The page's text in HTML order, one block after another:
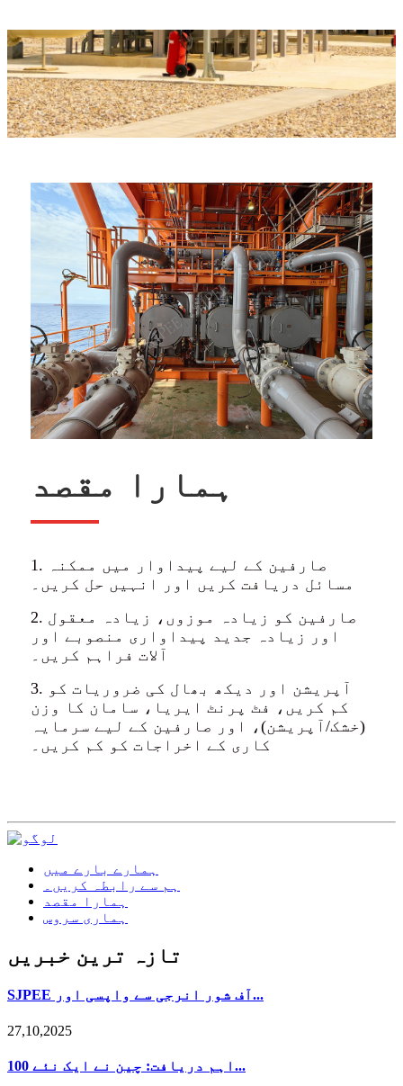
ہمارا مقصد
1. صارفین کے لیے پیداوار میں ممکنہ
مسائل دریافت کریں اور انہیں حل کریں۔
2. صارفین کو زیادہ موزوں، زیادہ معقول
اور زیادہ جدید پیداواری منصوبے اور
آلات فراہم کریں۔
3. آپریشن اور دیکھ بھال کی ضروریات کو
کم کریں، فٹ پرنٹ ایریا، سامان کا وزن
(خشک/آپریشن)، اور صارفین کے لیے سرمایہ
کاری کے اخراجات کو کم کریں۔
ہمارے بارے میں
ہم سے رابطہ کریں۔
ہمارا مقصد
ہماری سروس
تازہ ترین خبریں
SJPEE آف شور انرجی سے واپسی اور...
27,10,2025
اہم دریافت: چین نے ایک نئے 100...